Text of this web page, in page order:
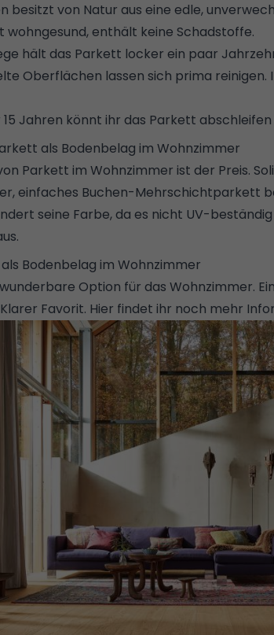
besitzt von Natur aus eine edle,
wohngesund, enthält keine Schadstoffe.
hält das Parkett locker ein paar
Oberflächen lassen sich prima
15 Jahren könnt ihr das Parkett
als Bodenbelag im Wohnzimmer
Parkett im Wohnzimmer ist der Preis.
einfaches Buchen-Mehrschichtparkett
seine Farbe, da es nicht UV-
Bodenbelag im Wohnzimmer
Option für das Wohnzimmer.
Favorit. Hier findet ihr noch mehr